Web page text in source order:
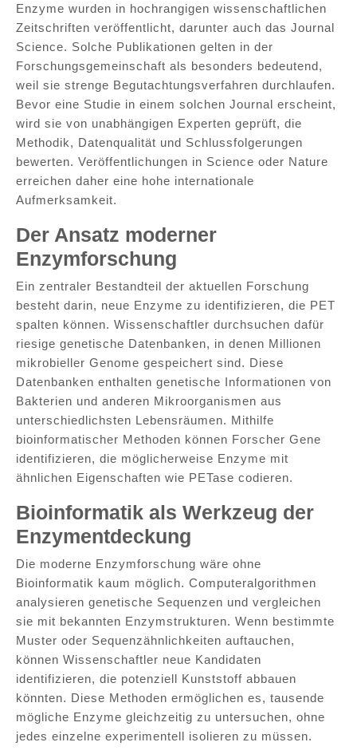
Enzyme wurden in hochrangigen wissenschaftlichen
Zeitschriften veröffentlicht, darunter auch das Journal
Science. Solche Publikationen gelten in der
Forschungsgemeinschaft als besonders bedeutend,
weil sie strenge Begutachtungsverfahren durchlaufen.
Bevor eine Studie in einem solchen Journal erscheint,
wird sie von unabhängigen Experten geprüft, die
Methodik, Datenqualität und Schlussfolgerungen
bewerten. Veröffentlichungen in Science oder Nature
erreichen daher eine hohe internationale
Aufmerksamkeit.
Der Ansatz moderner
Enzymforschung
Ein zentraler Bestandteil der aktuellen Forschung
besteht darin, neue Enzyme zu identifizieren, die PET
spalten können. Wissenschaftler durchsuchen dafür
riesige genetische Datenbanken, in denen Millionen
mikrobieller Genome gespeichert sind. Diese
Datenbanken enthalten genetische Informationen von
Bakterien und anderen Mikroorganismen aus
unterschiedlichsten Lebensräumen. Mithilfe
bioinformatischer Methoden können Forscher Gene
identifizieren, die möglicherweise Enzyme mit
ähnlichen Eigenschaften wie PETase codieren.
Bioinformatik als Werkzeug der
Enzymentdeckung
Die moderne Enzymforschung wäre ohne
Bioinformatik kaum möglich. Computeralgorithmen
analysieren genetische Sequenzen und vergleichen
sie mit bekannten Enzymstrukturen. Wenn bestimmte
Muster oder Sequenzähnlichkeiten auftauchen,
können Wissenschaftler neue Kandidaten
identifizieren, die potenziell Kunststoff abbauen
könnten. Diese Methoden ermöglichen es, tausende
mögliche Enzyme gleichzeitig zu untersuchen, ohne
jedes einzelne experimentell isolieren zu müssen.